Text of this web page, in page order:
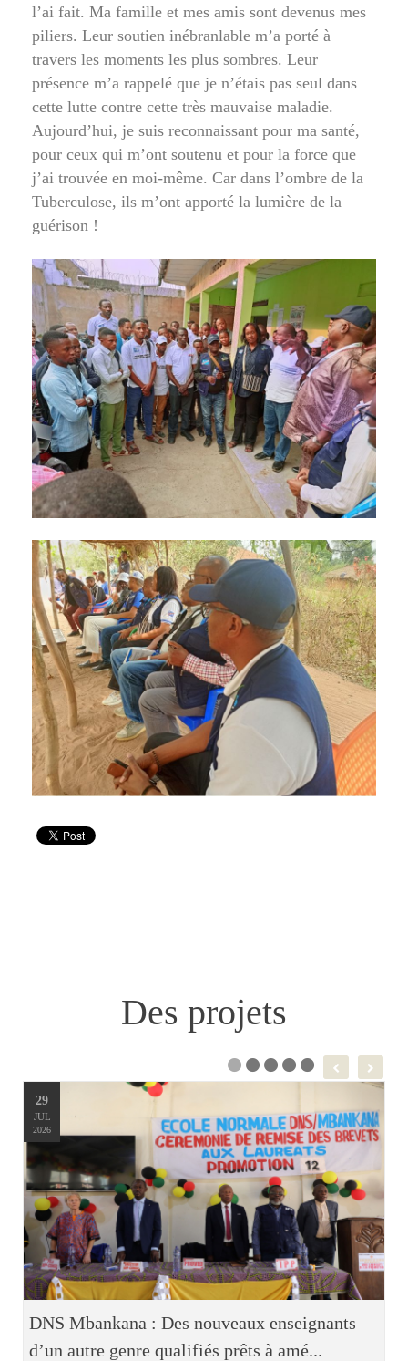
l’ai fait. Ma famille et mes amis sont devenus mes
piliers. Leur soutien inébranlable m’a porté à
travers les moments les plus sombres. Leur
présence m’a rappelé que je n’étais pas seul dans
cette lutte contre cette très mauvaise maladie.
Aujourd’hui, je suis reconnaissant pour ma santé,
pour ceux qui m’ont soutenu et pour la force que
j’ai trouvée en moi-même. Car dans l’ombre de la
Tuberculose, ils m’ont apporté la lumière de la
guérison !
Des projets
29
JUL
2026
DNS Mbankana : Des nouveaux enseignants
d’un autre genre qualifiés prêts à amé...